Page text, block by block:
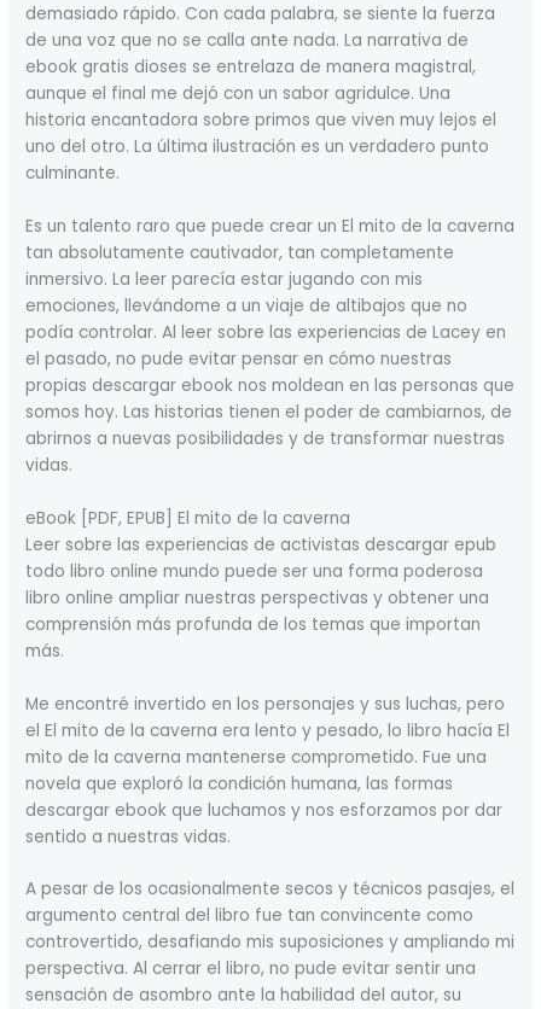
demasiado rápido. Con cada palabra, se siente la fuerza
de una voz que no se calla ante nada. La narrativa de
ebook gratis dioses se entrelaza de manera magistral,
aunque el final me dejó con un sabor agridulce. Una
historia encantadora sobre primos que viven muy lejos el
uno del otro. La última ilustración es un verdadero punto
culminante.
Es un talento raro que puede crear un El mito de la caverna
tan absolutamente cautivador, tan completamente
inmersivo. La leer parecía estar jugando con mis
emociones, llevándome a un viaje de altibajos que no
podía controlar. Al leer sobre las experiencias de Lacey en
el pasado, no pude evitar pensar en cómo nuestras
propias descargar ebook nos moldean en las personas que
somos hoy. Las historias tienen el poder de cambiarnos, de
abrirnos a nuevas posibilidades y de transformar nuestras
vidas.
eBook [PDF, EPUB] El mito de la caverna
Leer sobre las experiencias de activistas descargar epub
todo libro online​ mundo puede ser una forma poderosa
libro online​ ampliar nuestras perspectivas y obtener una
comprensión más profunda de los temas que importan
más.
Me encontré invertido en los personajes y sus luchas, pero
el El mito de la caverna era lento y pesado, lo libro hacía El
mito de la caverna mantenerse comprometido. Fue una
novela que exploró la condición humana, las formas
descargar ebook que luchamos y nos esforzamos por dar
sentido a nuestras vidas.
A pesar de los ocasionalmente secos y técnicos pasajes, el
argumento central del libro fue tan convincente como
controvertido, desafiando mis suposiciones y ampliando mi
perspectiva. Al cerrar el libro, no pude evitar sentir una
sensación de asombro ante la habilidad del autor, su